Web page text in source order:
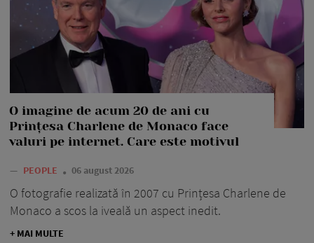
O imagine de acum 20 de ani cu
Prințesa Charlene de Monaco face
valuri pe internet. Care este motivul
— PEOPLE 06 august 2026
O fotografie realizată în 2007 cu Prințesa Charlene de
Monaco a scos la iveală un aspect inedit.
+ MAI MULTE